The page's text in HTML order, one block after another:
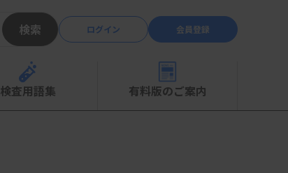
検索 ログイン 会員登録
検査用語集 有料版のご案内